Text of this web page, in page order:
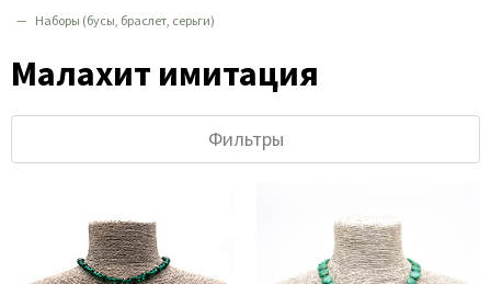
Наборы (бусы, браслет, серьги)
Малахит имитация
Фильтры